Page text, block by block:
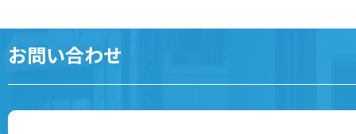
お問い合わせ